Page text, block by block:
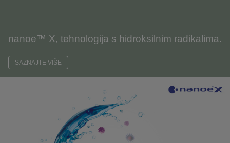
nanoe™ X, tehnologija s hidroksilnim radikalima.
SAZNAJTE VIŠE